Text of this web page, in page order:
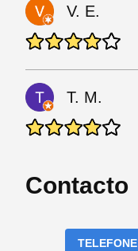
V. E.
T. M.
Contacto
TELEFONE